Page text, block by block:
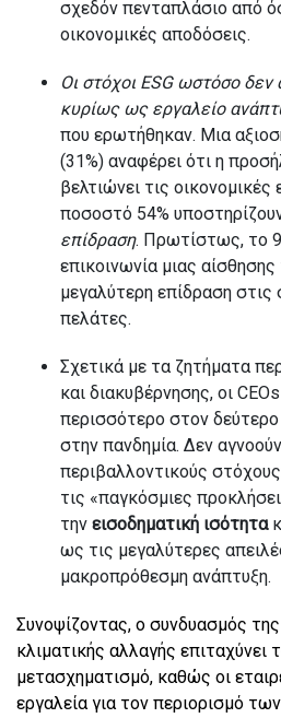
σχεδόν πενταπλάσιο από
οικονομικές αποδόσεις.
Οι στόχοι ESG ωστόσο δεν
κυρίως ως εργαλείο
που ερωτήθηκαν. Μια
(31%) αναφέρει ότι η
βελτιώνει τις
ποσοστό 54%
επίδραση. Πρωτίστως, το
επικοινωνία μιας
μεγαλύτερη επίδραση στις
πελάτες.
Σχετικά με τα ζητήματα
και διακυβέρνησης, οι
περισσότερο στον
στην πανδημία. Δεν
περιβαλλοντικούς
τις «παγκόσμιες
την εισοδηματική ισότητα
ως τις μεγαλύτερες
μακροπρόθεσμη ανάπτυξη.
Συνοψίζοντας, ο συνδυασμός
κλιματικής αλλαγής επιταχύνει
μετασχηματισμό, καθώς οι
εργαλεία για τον περιορισμό